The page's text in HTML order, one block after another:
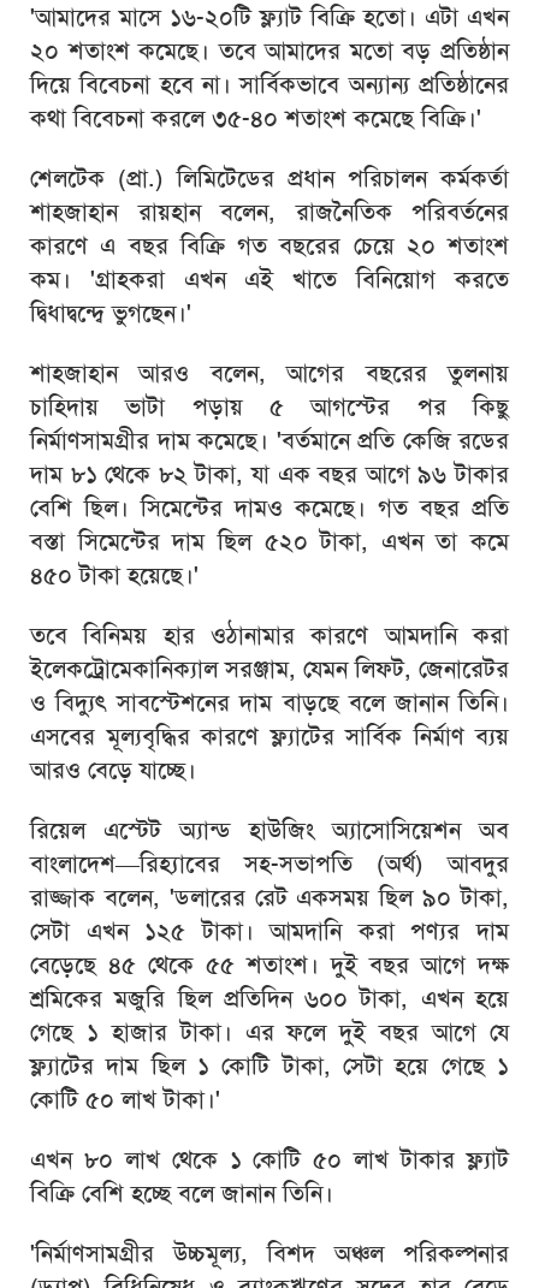
'আমাদের মাসে ১৬-২০টি ফ্ল্যাট বিক্রি হতো। এটা এখন
২০ শতাংশ কমেছে। তবে আমাদের মতো বড় প্রতিষ্ঠান
দিয়ে বিবেচনা হবে না। সার্বিকভাবে অন্যান্য প্রতিষ্ঠানের
কথা বিবেচনা করলে ৩৫-৪০ শতাংশ কমেছে বিক্রি।'
শেলটেক (প্রা.) লিমিটেডের প্রধান পরিচালন কর্মকর্তা
শাহজাহান রায়হান বলেন, রাজনৈতিক পরিবর্তনের
কারণে এ বছর বিক্রি গত বছরের চেয়ে ২০ শতাংশ
কম। 'গ্রাহকরা এখন এই খাতে বিনিয়োগ করতে
দ্বিধাদ্বন্দ্বে ভুগছেন।'
শাহজাহান আরও বলেন, আগের বছরের তুলনায়
চাহিদায় ভাটা পড়ায় ৫ আগস্টের পর কিছু
নির্মাণসামগ্রীর দাম কমেছে। 'বর্তমানে প্রতি কেজি রডের
দাম ৮১ থেকে ৮২ টাকা, যা এক বছর আগে ৯৬ টাকার
বেশি ছিল। সিমেন্টের দামও কমেছে। গত বছর প্রতি
বস্তা সিমেন্টের দাম ছিল ৫২০ টাকা, এখন তা কমে
৪৫০ টাকা হয়েছে।'
তবে বিনিময় হার ওঠানামার কারণে আমদানি করা
ইলেকট্রোমেকানিক্যাল সরঞ্জাম, যেমন লিফট, জেনারেটর
ও বিদ্যুৎ সাবস্টেশনের দাম বাড়ছে বলে জানান তিনি।
এসবের মূল্যবৃদ্ধির কারণে ফ্ল্যাটের সার্বিক নির্মাণ ব্যয়
আরও বেড়ে যাচ্ছে।
রিয়েল এস্টেট অ্যান্ড হাউজিং অ্যাসোসিয়েশন অব
বাংলাদেশ—রিহ্যাবের সহ-সভাপতি (অর্থ) আবদুর
রাজ্জাক বলেন, 'ডলারের রেট একসময় ছিল ৯০ টাকা,
সেটা এখন ১২৫ টাকা। আমদানি করা পণ্যর দাম
বেড়েছে ৪৫ থেকে ৫৫ শতাংশ। দুই বছর আগে দক্ষ
শ্রমিকের মজুরি ছিল প্রতিদিন ৬০০ টাকা, এখন হয়ে
গেছে ১ হাজার টাকা। এর ফলে দুই বছর আগে যে
ফ্ল্যাটের দাম ছিল ১ কোটি টাকা, সেটা হয়ে গেছে ১
কোটি ৫০ লাখ টাকা।'
এখন ৮০ লাখ থেকে ১ কোটি ৫০ লাখ টাকার ফ্ল্যাট
বিক্রি বেশি হচ্ছে বলে জানান তিনি।
'নির্মাণসামগ্রীর উচ্চমূল্য, বিশদ অঞ্চল পরিকল্পনার